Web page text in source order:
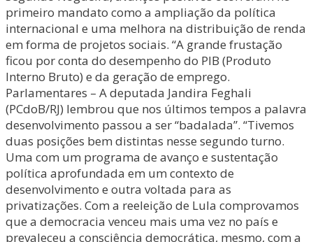
primeiro mandato como a ampliação da política
internacional e uma melhora na distribuição de renda
em forma de projetos sociais. “A grande frustação
ficou por conta do desempenho do PIB (Produto
Interno Bruto) e da geração de emprego.
Parlamentares – A deputada Jandira Feghali
(PCdoB/RJ) lembrou que nos últimos tempos a palavra
desenvolvimento passou a ser “badalada”. “Tivemos
duas posições bem distintas nesse segundo turno.
Uma com um programa de avanço e sustentação
política aprofundada em um contexto de
desenvolvimento e outra voltada para as
privatizações. Com a reeleição de Lula comprovamos
que a democracia venceu mais uma vez no país e
prevaleceu a consciência democrática, mesmo, com a